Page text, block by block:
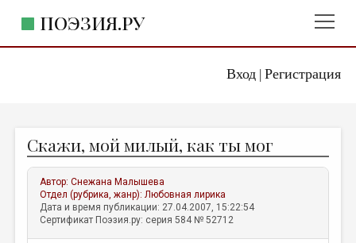
Вход| Регистрация
ПОЭЗИЯ.РУ
ЖАНРЫ
АВТОРЫ
КОММЕНТАРИИ
ЛИТСАЛОН
Скажи, мой милый, как ты мог
Автор:Снежана Малышева
Отдел (рубрика, жанр):Любовная лирика
Дата и время публикации: 27.04.2007, 15:22:54
Сертификат Поэзия.ру: серия 584 № 52712